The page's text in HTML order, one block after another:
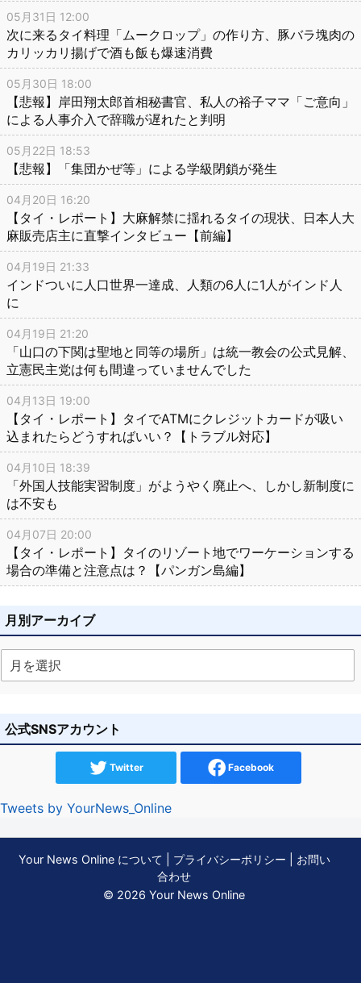
05月31日 12:00
次に来るタイ料理「ムークロップ」の作り方、豚バラ塊肉の
カリッカリ揚げで酒も飯も爆速消費
05月30日 18:00
【悲報】岸田翔太郎首相秘書官、私人の裕子ママ「ご意向」
による人事介入で辞職が遅れたと判明
05月22日 18:53
【悲報】「集団かぜ等」による学級閉鎖が発生
04月20日 16:20
【タイ・レポート】大麻解禁に揺れるタイの現状、日本人大
麻販売店主に直撃インタビュー【前編】
04月19日 21:33
インドついに人口世界一達成、人類の6人に1人がインド人
に
04月19日 21:20
「山口の下関は聖地と同等の場所」は統一教会の公式見解、
立憲民主党は何も間違っていませんでした
04月13日 19:00
【タイ・レポート】タイでATMにクレジットカードが吸い
込まれたらどうすればいい？【トラブル対応】
04月10日 18:39
「外国人技能実習制度」がようやく廃止へ、しかし新制度に
は不安も
04月07日 20:00
【タイ・レポート】タイのリゾート地でワーケーションする
場合の準備と注意点は？【パンガン島編】
月別アーカイブ
公式SNSアカウント
Twitter Facebook
Tweets by YourNews_Online
Your News Online について プライバシーポリシー
お問い
合わせ
© 2026 Your News Online